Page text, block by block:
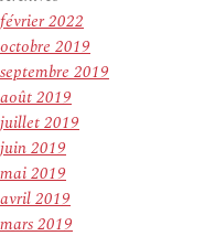
février 2022
octobre 2019
septembre 2019
août 2019
juillet 2019
juin 2019
mai 2019
avril 2019
mars 2019